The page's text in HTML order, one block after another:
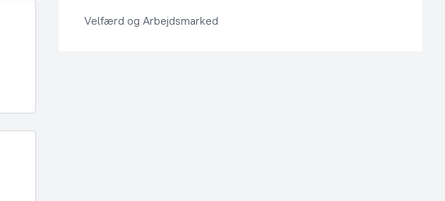
Velfærd og Arbejdsmarked